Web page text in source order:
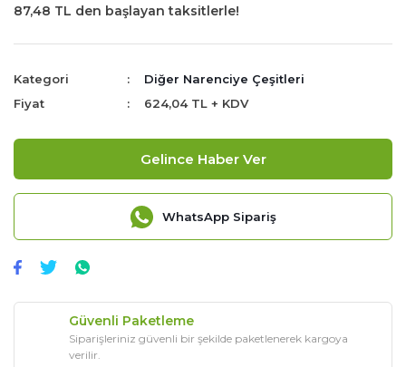
87,48 TL den başlayan taksitlerle!
Kategori
Diğer Narenciye Çeşitleri
Fiyat
624,04 TL + KDV
Gelince Haber Ver
WhatsApp Sipariş
Güvenli Paketleme
Siparişleriniz güvenli bir şekilde paketlenerek kargoya
verilir.